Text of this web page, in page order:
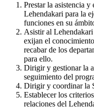
Prestar la asistencia y
Lehendakari para la
funciones en su
Asistir al
exijan el
recabar de los
para ello.
Dirigir y gestionar la
seguimiento del
Dirigir y coordinar la
Establecer los
relaciones del